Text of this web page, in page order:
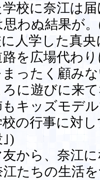
校に奈江は
わぬ結果が
人学した真
を広場代わ
ったく顧み
に遊びに来
キッズモデ
の行事に対
)
から、奈江
たちの生活